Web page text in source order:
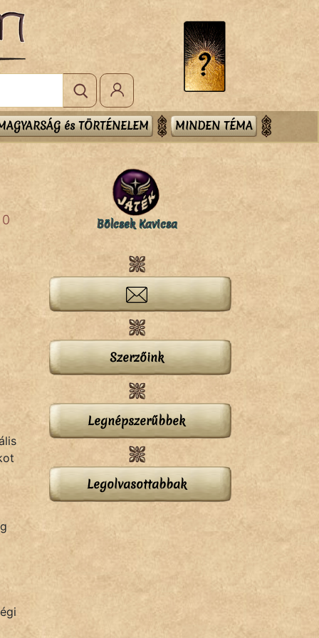
és TÖRTÉNELEM MINDEN TÉMA
0 Bölcsek Kavicsa
Szerzőink
Legnépszerűbbek
Legolvasottabbak